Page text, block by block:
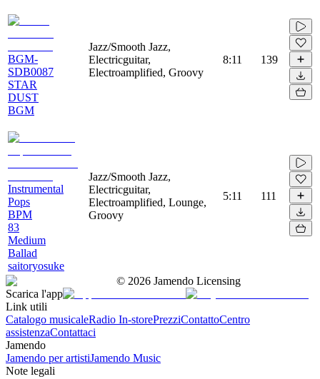
BGM-
SDB0087
STAR
DUST
BGM
Jazz/Smooth Jazz,
Electricguitar,
Electroamplified, Groovy
8:11 139
Instrumental
Pops
BPM
83
Medium
Ballad
saitoryosuke
Jazz/Smooth Jazz,
Electricguitar,
Electroamplified, Lounge,
Groovy
5:11 111
© 2026 Jamendo Licensing
Scarica l'app
Link utili
Catalogo musicaleRadio In-storePrezziContattoCentro
assistenzaContattaci
Jamendo
Jamendo per artistiJamendo Music
Note legali